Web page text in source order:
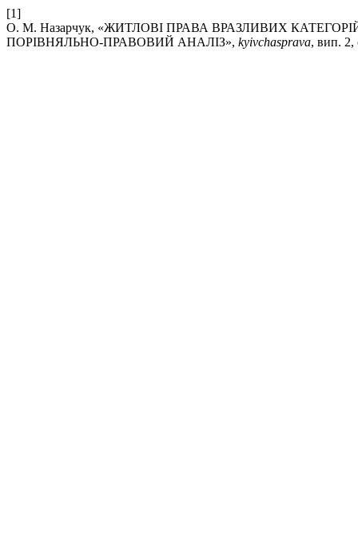
[1]
О. М. Назарчук, «ЖИТЛОВІ ПРАВА ВРАЗЛИВИХ
ПОРІВНЯЛЬНО-ПРАВОВИЙ АНАЛІЗ», kyivchasprava, вип. 2,